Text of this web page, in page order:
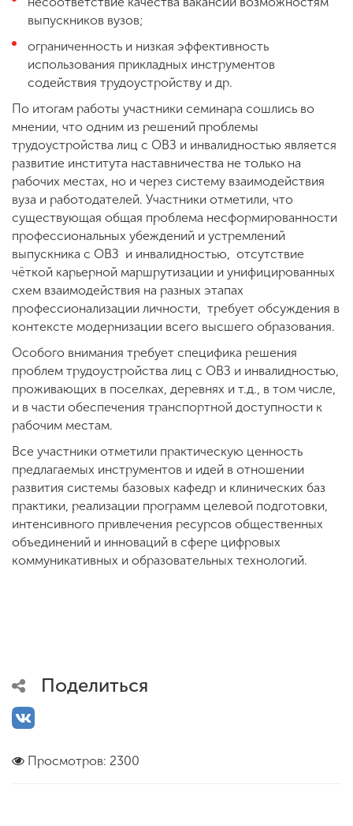
выпускников вузов;
ограниченность и низкая эффективность
использования прикладных инструментов
содействия трудоустройству и др.
По итогам работы участники семинара сошлись во
мнении, что одним из решений проблемы
трудоустройства лиц с ОВЗ и инвалидностью является
развитие института наставничества не только на
рабочих местах, но и через систему взаимодействия
вуза и работодателей. Участники отметили, что
существующая общая проблема несформированности
профессиональных убеждений и устремлений
выпускника с ОВЗ и инвалидностью, отсутствие
чёткой карьерной маршрутизации и унифицированных
схем взаимодействия на разных этапах
профессионализации личности, требует обсуждения в
контексте модернизации всего высшего образования.
Особого внимания требует специфика решения
проблем трудоустройства лиц с ОВЗ и инвалидностью,
проживающих в поселках, деревнях и т.д., в том числе,
и в части обеспечения транспортной доступности к
рабочим местам.
Все участники отметили практическую ценность
предлагаемых инструментов и идей в отношении
развития системы базовых кафедр и клинических баз
практики, реализации программ целевой подготовки,
интенсивного привлечения ресурсов общественных
объединений и инноваций в сфере цифровых
коммуникативных и образовательных технологий.
Поделиться
Просмотров: 2300